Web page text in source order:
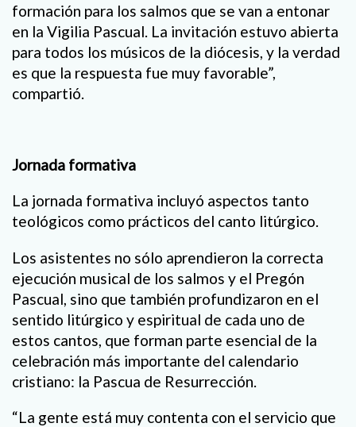
formación para los salmos que se van a entonar
en la Vigilia Pascual. La invitación estuvo abierta
para todos los músicos de la diócesis, y la verdad
es que la respuesta fue muy favorable”,
compartió.
Jornada formativa
La jornada formativa incluyó aspectos tanto
teológicos como prácticos del canto litúrgico.
Los asistentes no sólo aprendieron la correcta
ejecución musical de los salmos y el Pregón
Pascual, sino que también profundizaron en el
sentido litúrgico y espiritual de cada uno de
estos cantos, que forman parte esencial de la
celebración más importante del calendario
cristiano: la Pascua de Resurrección.
“La gente está muy contenta con el servicio que